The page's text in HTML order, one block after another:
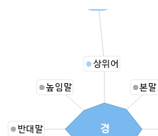
상위어
본
반대말
높임말
경